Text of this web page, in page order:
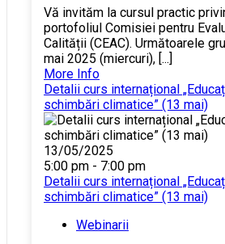
Vă invităm la cursul practic
portofoliul Comisiei pentru
Calității (CEAC). Următoarele
mai 2025 (miercuri), [...]
More Info
Detalii curs internațional
schimbări climatice” (13 mai)
13/05/2025
5:00 pm - 7:00 pm
Detalii curs internațional
schimbări climatice” (13 mai)
Webinarii